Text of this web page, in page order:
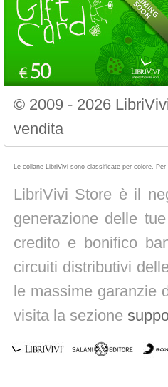
© 2009 - 2026
vendita
Le collane LibriVivi sono classificate per colore.
LibriVivi Store è il
generazione delle
credito e bonifico
circuiti distributivi
le massime garanzie
visita la sezione